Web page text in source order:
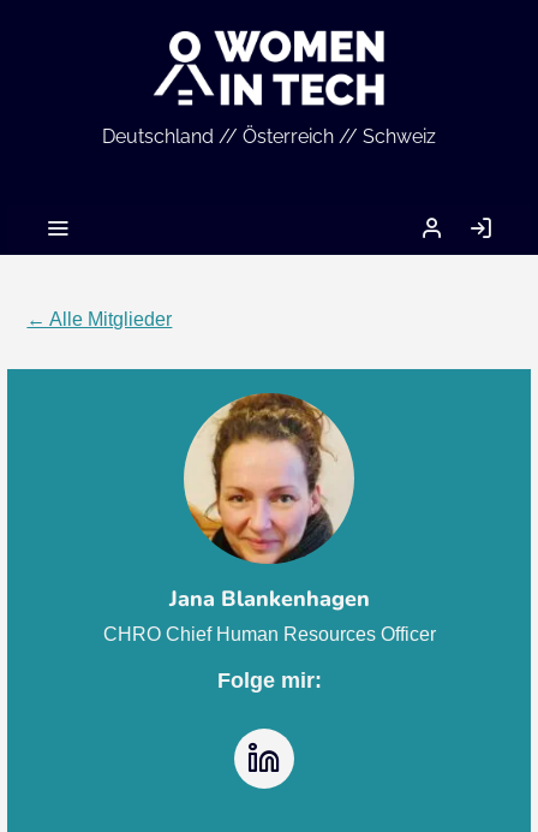
Deutschland // Österreich // Schweiz
MEIN
ACCOUNT
← Alle Mitglieder
Jana Blankenhagen
CHRO Chief Human Resources Officer
Folge mir: